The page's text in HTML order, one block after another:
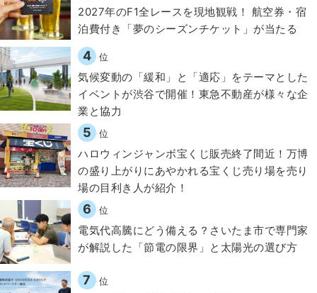
2027年のF1全レースを現地観戦！ 航空券・宿
泊費付き「夢のシーズンチケット」が当たる
4 位
気候変動の「緩和」と「適応」をテーマとした
イベントが渋谷で開催！東急不動産が様々な企
業と協力
5 位
ハロウィンジャンボ宝くじ販売終了間近！万博
の盛り上がりにあやかれる宝くじ売り場を売り
場の目利き人が紹介！
6 位
電気代高騰にどう備える？さいたま市で専門家
が解説した「節電の限界」と太陽光の選び方
7 位